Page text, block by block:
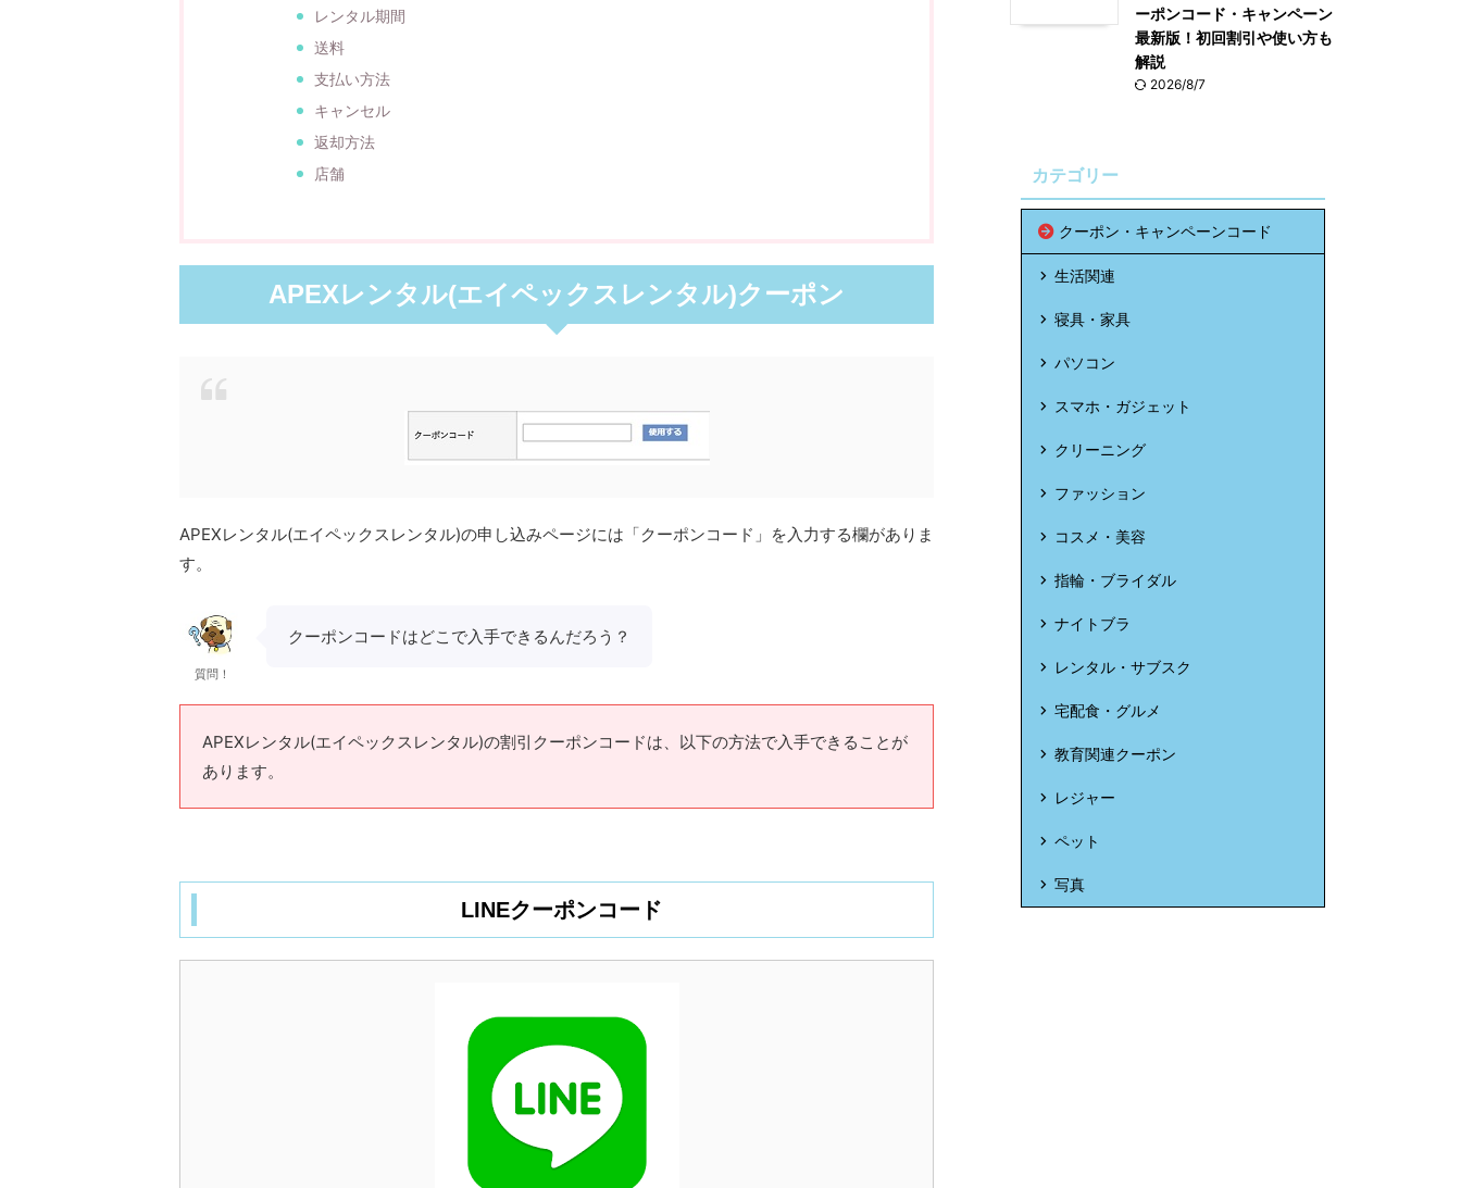
レンタル期間
送料
支払い方法
キャンセル
返却方法
店舗
APEXレンタル(エイペックスレンタル)クーポン
APEXレンタル(エイペックスレンタル)の申し込みページには「クーポンコード」を入力する欄がありま
す。
質問！
クーポンコードはどこで入手できるんだろう？
APEXレンタル(エイペックスレンタル)の割引クーポンコードは、以下の方法で入手できることが
あります。
LINEクーポンコード
ーポンコード・キャンペーン
最新版！初回割引や使い方も
解説
2026/8/7
カテゴリー
クーポン・キャンペーンコード
生活関連
寝具・家具
パソコン
スマホ・ガジェット
クリーニング
ファッション
コスメ・美容
指輪・ブライダル
ナイトブラ
レンタル・サブスク
宅配食・グルメ
教育関連クーポン
レジャー
ペット
写真